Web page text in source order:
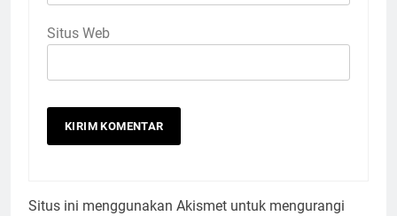
Situs Web
Situs ini menggunakan Akismet untuk mengurangi